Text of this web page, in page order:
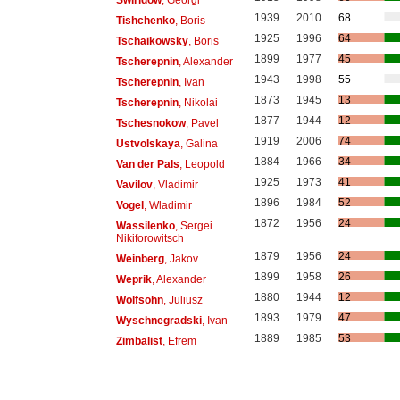
Tishchenko, Boris 1939 2010
68
Tschaikowsky, Boris 1925 1996
64
Tscherepnin, Alexander 1899 1977
45
Tscherepnin, Ivan 1943 1998
55
Tscherepnin, Nikolai 1873 1945
13
Tschesnokow, Pavel 1877 1944
12
Ustvolskaya , Galina 1919 2006
74
Van der Pals , Leopold 1884 1966
34
Vavilov, Vladimir 1925 1973
41
Vogel, Wladimir 1896 1984
52
Wassilenko, Sergei
Nikiforowitsch
1872 1956 24
Weinberg, Jakov 1879 1956
24
Weprik, Alexander 1899 1958
26
Wolfsohn, Juliusz 1880 1944
12
Wyschnegradski, Ivan 1893 1979
47
Zimbalist, Efrem 1889 1985 53